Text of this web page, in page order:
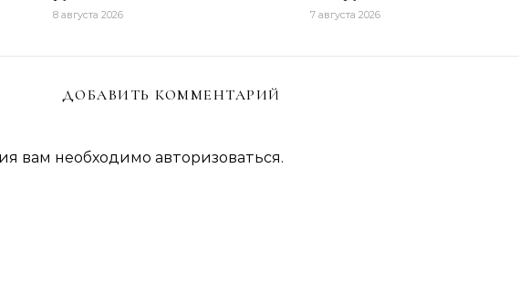
8 августа 2026 7 августа 2026
ДОБАВИТЬ КОММЕНТАРИЙ
вам необходимо авторизоваться.